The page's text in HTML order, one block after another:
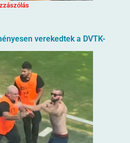
verekedtek a DVTK-